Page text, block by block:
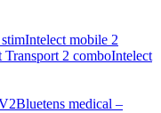
Intelect mobile 2
Transport 2 comboIntelect
Bluetens medical –